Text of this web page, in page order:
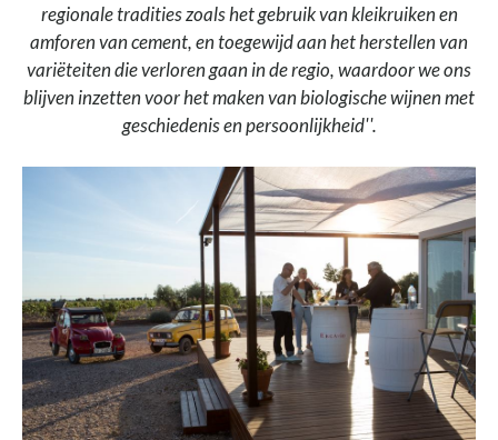
regionale tradities zoals het gebruik van kleikruiken en
amforen van cement, en toegewijd aan het herstellen van
variëteiten die verloren gaan in de regio, waardoor we ons
blijven inzetten voor het maken van biologische wijnen met
geschiedenis en persoonlijkheid''.